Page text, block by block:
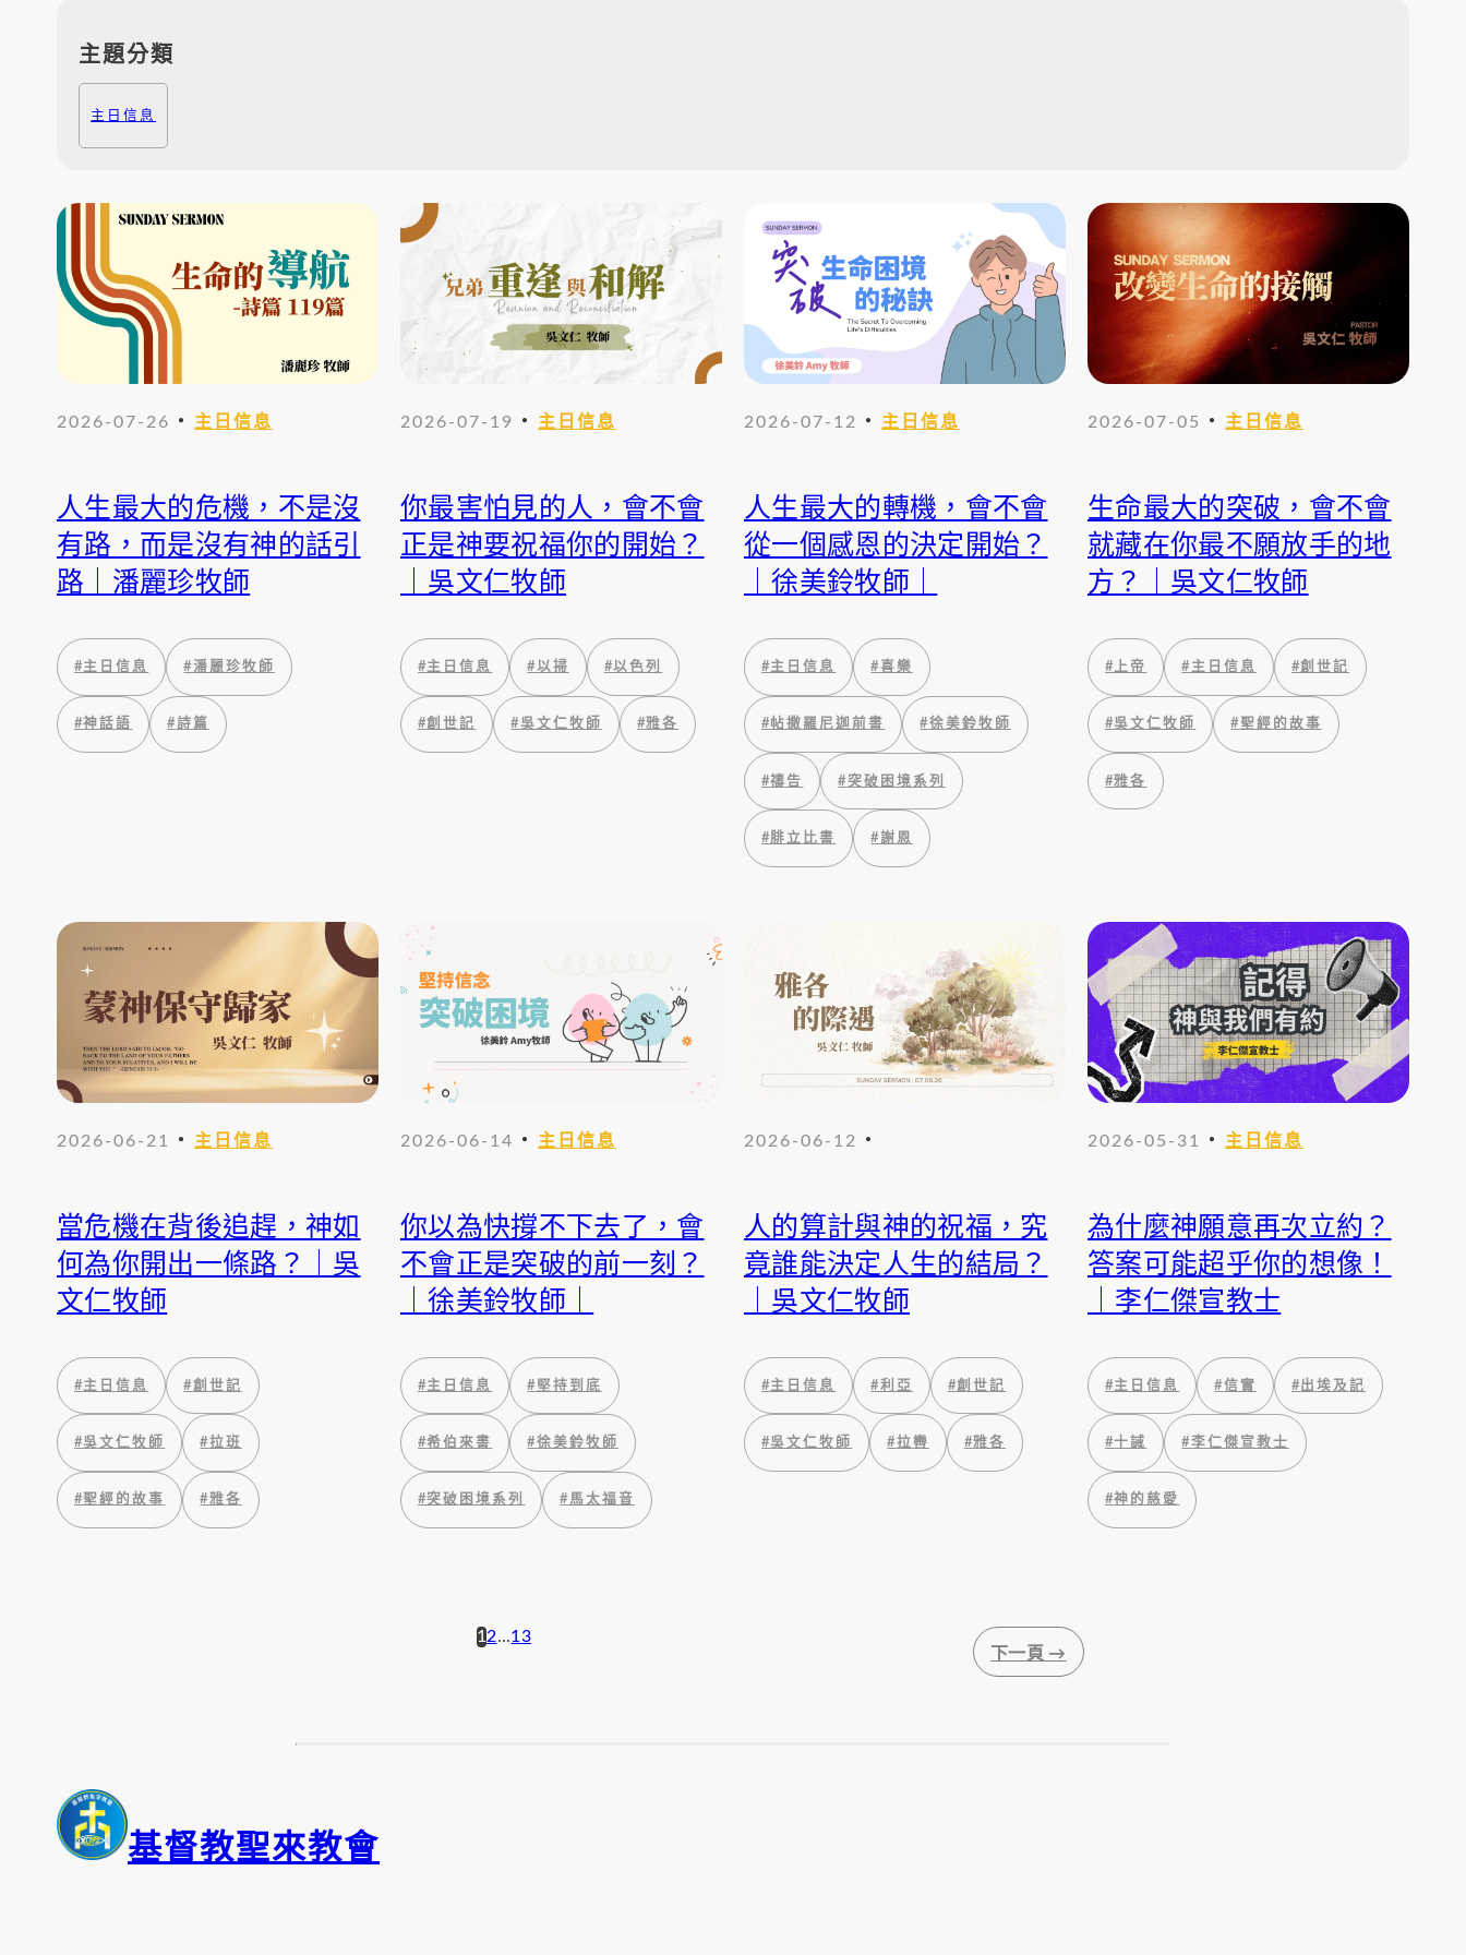
主題分類
主日信息
2026-07-26 ・ 主日信息
人生最大的危機，不是沒
有路，而是沒有神的話引
路｜潘麗珍牧師
#主日信息 #潘麗珍牧師
#神話語 #詩篇
2026-07-19 ・ 主日信息
你最害怕見的人，會不會
正是神要祝福你的開始？
｜吳文仁牧師
#主日信息 #以掃 #以色列
#創世記 #吳文仁牧師 #雅各
2026-07-12 ・ 主日信息
人生最大的轉機，會不會
從一個感恩的決定開始？
｜徐美鈴牧師｜
#主日信息 #喜樂
#帖撒羅尼迦前書 #徐美鈴牧師
#禱告 #突破困境系列
#腓立比書 #謝恩
2026-07-05 ・ 主日信息
生命最大的突破，會不會
就藏在你最不願放手的地
方？｜吳文仁牧師
# 上帝 #主日信息 #創世記
#吳文仁牧師 #聖經的故事
#雅各
2026-06-21 ・ 主日信息
當危機在背後追趕，神如
何為你開出一條路？｜吳
文仁牧師
#主日信息 #創世記
#吳文仁牧師 #拉班
#聖經的故事 #雅各
2026-06-14 ・ 主日信息
你以為快撐不下去了，會
不會正是突破的前一刻？
｜徐美鈴牧師｜
#主日信息 #堅持到底
#希伯來書 #徐美鈴牧師
#突破困境系列 #馬太福音
2026-06-12 ・
人的算計與神的祝福，究
竟誰能決定人生的結局？
｜吳文仁牧師
#主日信息 #利亞 #創世記
#吳文仁牧師 #拉轡 #雅各
2026-05-31 ・ 主日信息
為什麼神願意再次立約？
答案可能超乎你的想像！
｜李仁傑宣教士
#主日信息 #信實 #出埃及記
#十誡 #李仁傑宣教士
#神的慈愛
文
1 2...13
下一頁 →
基督教聖來教會